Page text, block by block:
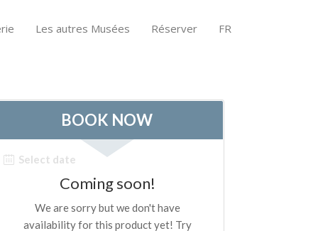
Les autres Musées Réserver FR